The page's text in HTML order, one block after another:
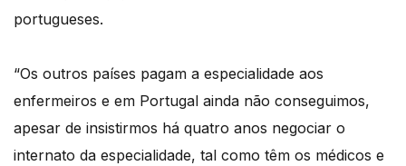
portugueses.
“Os outros países pagam a especialidade aos
enfermeiros e em Portugal ainda não conseguimos,
apesar de insistirmos há quatro anos negociar o
internato da especialidade, tal como têm os médicos e